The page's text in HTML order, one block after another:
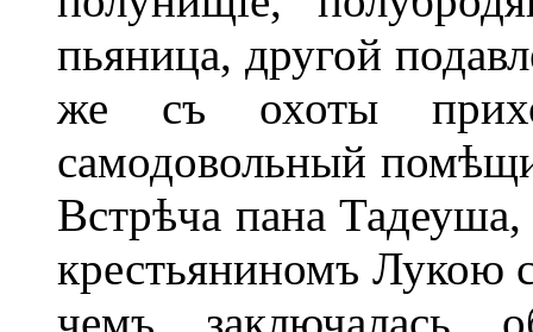
пьяница, другой
же съ охоты
самодовольный
Встрѣча пана
крестьяниномъ Лукою